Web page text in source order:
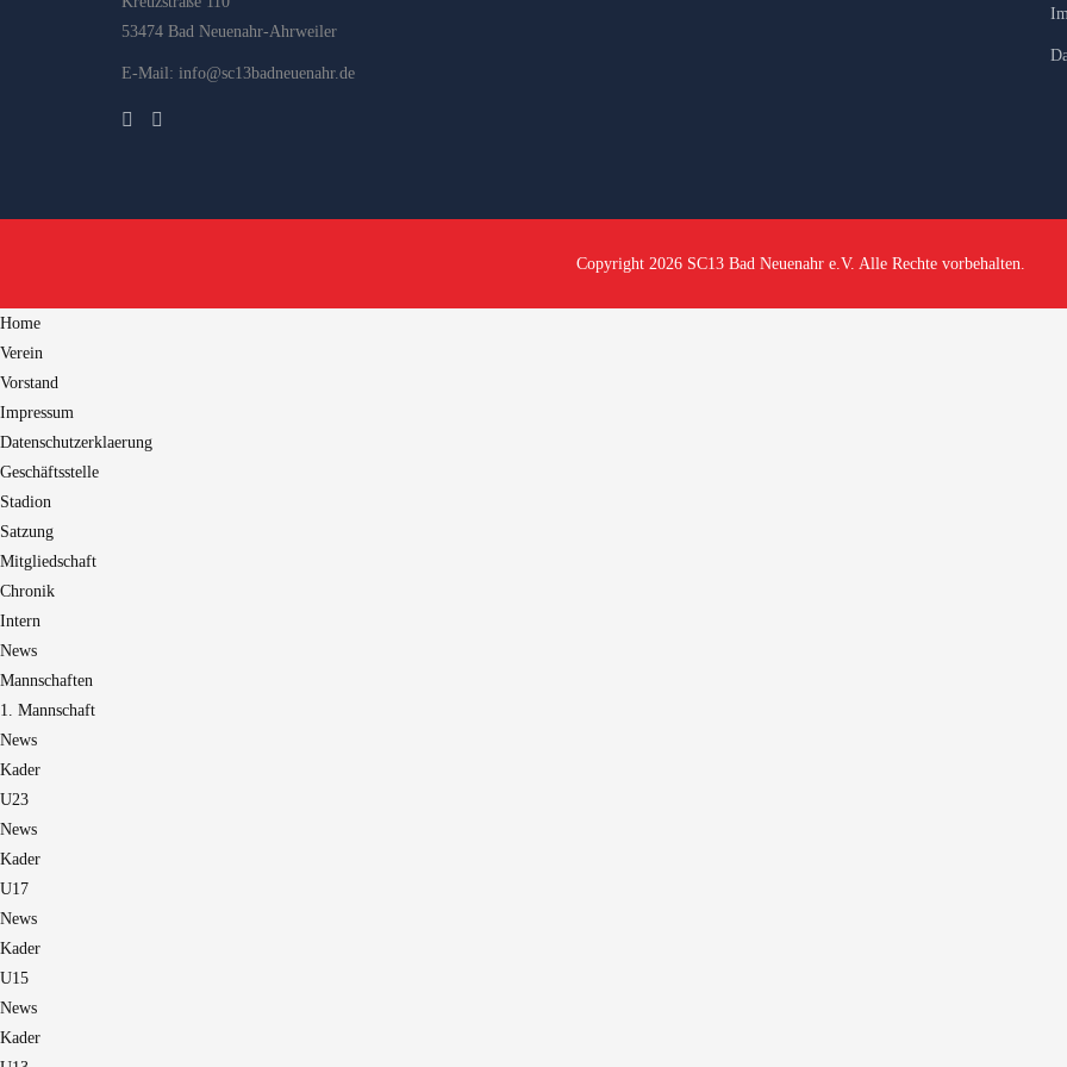
53474 Bad Neuenahr-Ahrweiler
E-Mail: info@sc13badneuenahr.de
Copyright 2026 SC13 Bad Neuenahr e.V. Alle Rechte vorbehalten.
Home
Verein
Vorstand
Impressum
Datenschutzerklaerung
Geschäftsstelle
Stadion
Satzung
Mitgliedschaft
Chronik
Intern
News
Mannschaften
1. Mannschaft
News
Kader
U23
News
Kader
U17
News
Kader
U15
News
Kader